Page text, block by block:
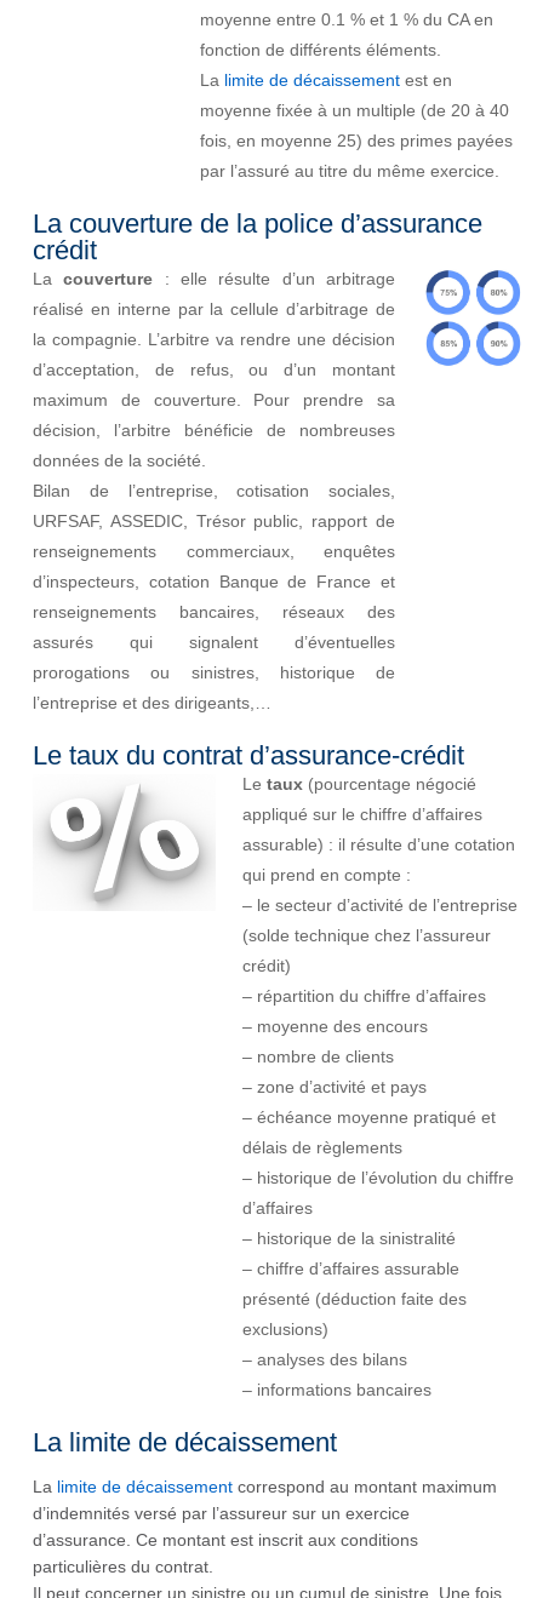
moyenne entre 0.1 % et 1 % du CA en
fonction de différents éléments.
La limite de décaissement est en
moyenne fixée à un multiple (de 20 à 40
fois, en moyenne 25) des primes payées
par l’assuré au titre du même exercice.
La couverture de la police d’assurance
crédit
Lacouverture : elle résulte d’un arbitrage
réalisé en interne par la cellule d’arbitrage de
la compagnie. L’arbitre va rendre une décision
d’acceptation, de refus, ou d’un montant
maximum de couverture. Pour prendre sa
décision, l’arbitre bénéficie de nombreuses
données de la société.
Bilan de l’entreprise, cotisation sociales,
URFSAF, ASSEDIC, Trésor public, rapport de
renseignements commerciaux, enquêtes
d’inspecteurs, cotation Banque de France et
renseignements bancaires, réseaux des
assurés qui signalent d’éventuelles
prorogations ou sinistres, historique de
l’entreprise et des dirigeants,…
Le taux du contrat d’assurance-crédit
Le taux (pourcentage négocié
appliqué sur le chiffre d’affaires
assurable) : il résulte d’une cotation
qui prend en compte :
– le secteur d’activité de l’entreprise
(solde technique chez l’assureur
crédit)
– répartition du chiffre d’affaires
– moyenne des encours
– nombre de clients
– zone d’activité et pays
– échéance moyenne pratiqué et
délais de règlements
– historique de l’évolution du chiffre
d’affaires
– historique de la sinistralité
– chiffre d’affaires assurable
présenté (déduction faite des
exclusions)
– analyses des bilans
– informations bancaires
La limite de décaissement
La limite de décaissement correspond au montant maximum
d’indemnités versé par l’assureur sur un exercice
d’assurance. Ce montant est inscrit aux conditions
particulières du contrat.
Il peut concerner un sinistre ou un cumul de sinistre. Une fois